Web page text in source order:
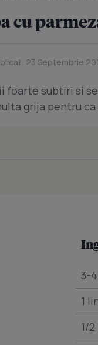
cu
23 Septembrie
foarte subtiri si
grija pentru
3-
1
1/